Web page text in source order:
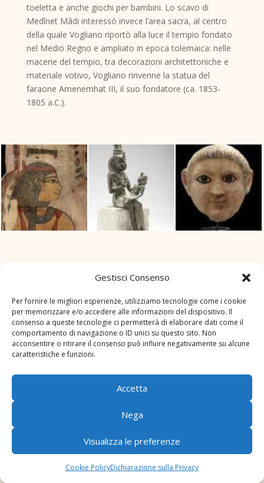
Gestisci Consenso
Per fornire le migliori esperienze, utilizziamo tecnologie come i cookie
per memorizzare e/o accedere alle informazioni del dispositivo. Il
consenso a queste tecnologie ci permetterà di elaborare dati come il
comportamento di navigazione o ID unici su questo sito. Non
acconsentire o ritirare il consenso può influire negativamente su alcune
caratteristiche e funzioni.
Accetta
Nega
Visualizza le preferenze
Cookie PolicyDichiarazione sulla Privacy
toeletta e anche giochi per bambini. Lo scavo di
Medînet Mâdi interessò invece l’area sacra, al centro
della quale Vogliano riportò alla luce il tempio fondato
nel Medio Regno e ampliato in epoca tolemaica: nelle
macerie del tempio, tra decorazioni architettoniche e
materiale votivo, Vogliano rinvenne la statua del
faraone Amenemhat III, il suo fondatore (ca. 1853-
1805 a.C.).
Tra i reperti che illustrano, nella sua rappresentazione
egizia, troviamo esempi dei cosiddetti cartigli che ne
racchiudevano il nome e due pregevoli modelli per
scultori, con volti di sovrani incoronati dall’urèo (cobra
eretto), dell’inizio dell’epoca tolemaica (IV-III secolo
a.C.). Numerose statuette in bronzo ed
Durante il secondo conflitto mondiale le esposizioni
del Castello vennero smantellate e i materiali deposti
nei magazzini. Solamente nel 1965 le raccolte